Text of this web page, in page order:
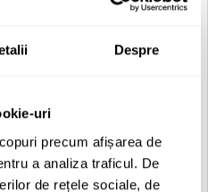
Despre
uri
precum afișarea de
a analiza traficul. De
de rețele sociale, de
(54 Hz - 1 kHz)
liniara sau latenta minima